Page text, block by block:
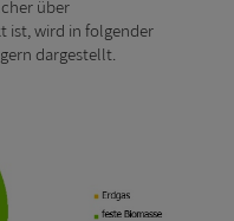
über
ist, wird in folgender
dargestellt.